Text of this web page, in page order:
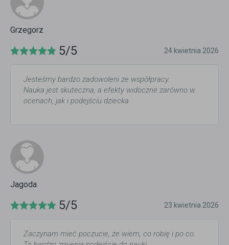
Grzegorz
5/5 24 kwietnia 2026
Jesteśmy bardzo zadowoleni ze współpracy.
Nauka jest skuteczna, a efekty widoczne zarówno w
ocenach, jak i podejściu dziecka
Jagoda
5/5 23 kwietnia 2026
Zaczynam mieć poczucie, że wiem, co robię i po co.